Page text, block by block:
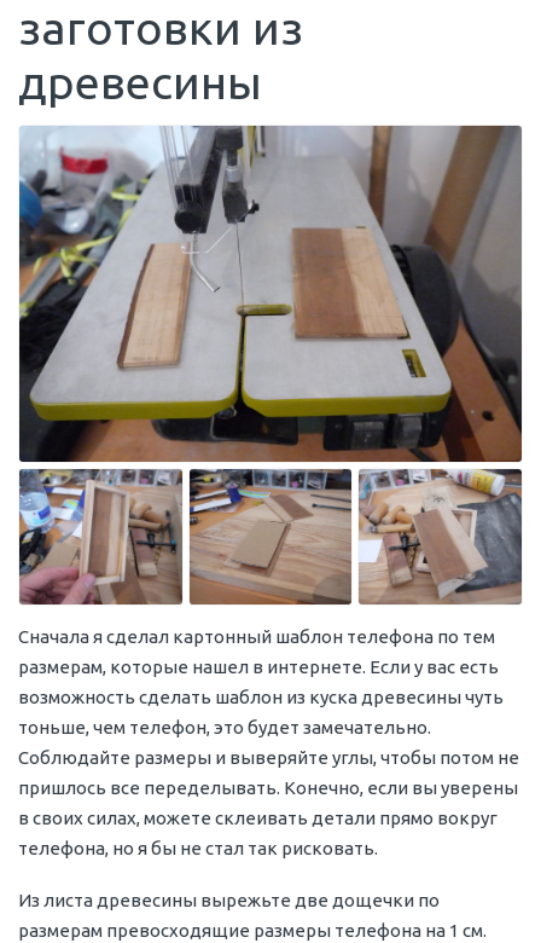
заготовки из
древесины
Сначала я сделал картонный шаблон телефона по тем
размерам, которые нашел в интернете. Если у вас есть
возможность сделать шаблон из куска древесины чуть
тоньше, чем телефон, это будет замечательно.
Соблюдайте размеры и выверяйте углы, чтобы потом не
пришлось все переделывать. Конечно, если вы уверены
в своих силах, можете склеивать детали прямо вокруг
телефона, но я бы не стал так рисковать.
Из листа древесины вырежьте две дощечки по
размерам превосходящие размеры телефона на 1 см.